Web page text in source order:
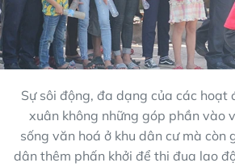
Sự sôi động, đa dạng của các hoạt
xuân không những góp phần vào
sống văn hoá ở khu dân cư mà còn
dân thêm phấn khởi để thi đua lao